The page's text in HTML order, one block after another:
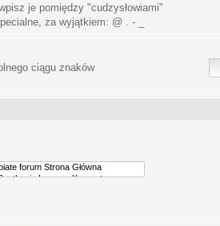
je pomiędzy "cudzysłowiami"
za wyjątkiem: @ . - _
ciągu znaków